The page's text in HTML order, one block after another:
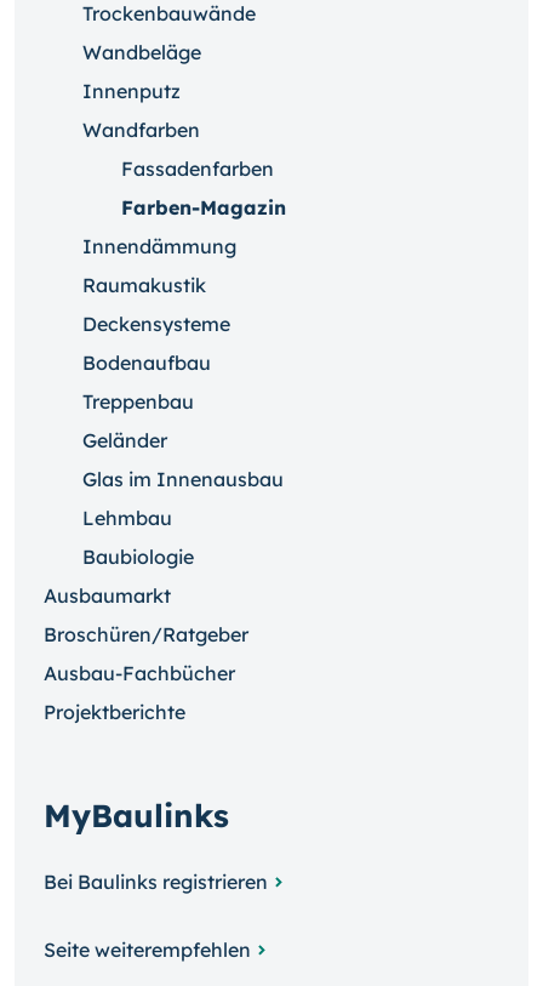
Trockenbauwände
Wandbeläge
Innenputz
Wandfarben
Fassadenfarben
Farben-Magazin
Innendämmung
Raumakustik
Deckensysteme
Bodenaufbau
Treppenbau
Geländer
Glas im Innenausbau
Lehmbau
Baubiologie
Ausbaumarkt
Broschüren/Ratgeber
Ausbau-Fachbücher
Projektberichte
MyBaulinks
Bei Baulinks registrieren
Seite weiterempfehlen